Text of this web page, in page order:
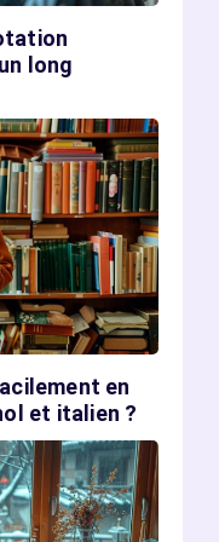
long
en
et italien ?